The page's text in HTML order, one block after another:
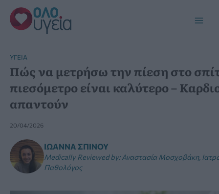
Μετάβαση
στο
περιεχόμενο
YΓΕΊΑ
Πώς να μετρήσω την πίεση στο
πιεσόμετρο είναι καλύτερο –
απαντούν
20/04/2026
ΙΩΆΝΝΑ ΣΠΊΝΟΥ
Medically Reviewed by: Αναστασία Μοσχοβάκη,
Παθολόγος